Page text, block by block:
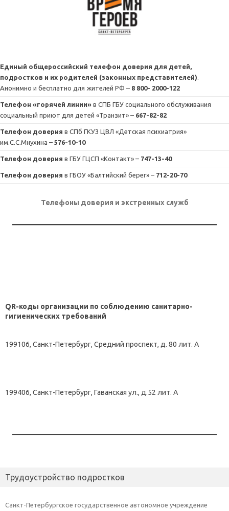
Единый общероссийский телефон доверия для детей,
подростков и их родителей (законных представителей)
Анонимно и бесплатно для жителей РФ – 8 800- 2000-122
Телефон «горячей линии» в СПБ ГБУ социального обслуживания
социальный приют для детей «Транзит» – 667-82-82
Телефон доверия в СПб ГКУЗ ЦВЛ «Детская психиатрия»
им.С.С.Мнухина – 576-10-10
Телефон доверия в ГБУ ГЦСП «Контакт» – 747-13-40
Телефон доверия в ГБОУ «Балтийский берег» – 712-20-70
Телефоны доверия и экстренных служб
QR-коды организации по соблюдению санитарно-
гигиенических требований
199106, Санкт-Петербург, Средний проспект, д. 80 лит. А
199406, Санкт-Петербург, Гаванская ул., д.52 лит. А
Трудоустройство подростков
Санкт-Петербургское государственное автономное учреждение